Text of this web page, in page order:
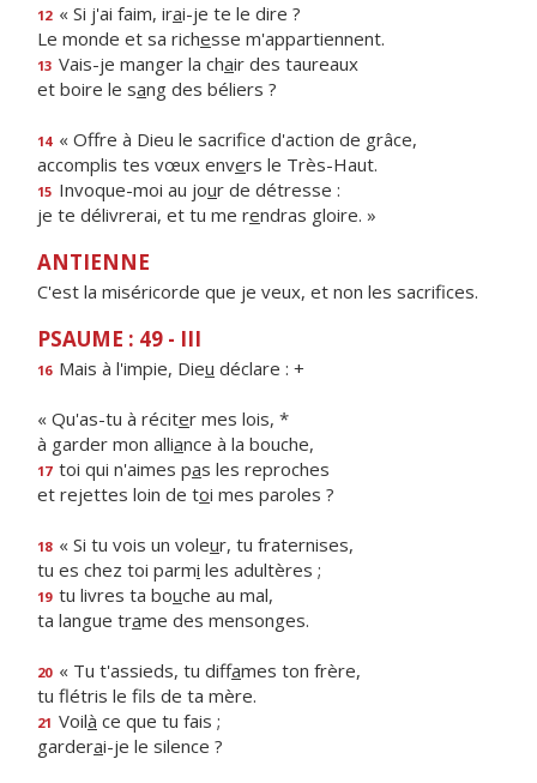
12 « Si j'ai faim, irai-je te le dire ?
Le monde et sa richesse m'appartiennent.
13 Vais-je manger la chair des taureaux
et boire le sang des béliers ?
14 « Offre à Dieu le sacrifce d'action de grâce,
accomplis tes vœux envers le Très-Haut.
15 Invoque-moi au jour de détresse :
je te délivrerai, et tu me rendras gloire. »
ANTIENNE
C'est la miséricorde que je veux, et non les sacrifices.
PSAUME : 49 - III
16 Mais à l'impie, Dieu déclare : +
« Qu'as-tu à réciter mes lois, *
à garder mon alliance à la bouche,
17 toi qui n'aimes pas les reproches
et rejettes loin de toi mes paroles ?
18 « Si tu vois un voleur, tu fraternises,
tu es chez toi parmi les adultères ;
19 tu livres ta bouche au mal,
ta langue trame des mensonges.
20 « Tu t'assieds, tu diffames ton frère,
tu flétris le fls de ta mère.
21 Voilà ce que tu fais ;
garderai-je le silence ?